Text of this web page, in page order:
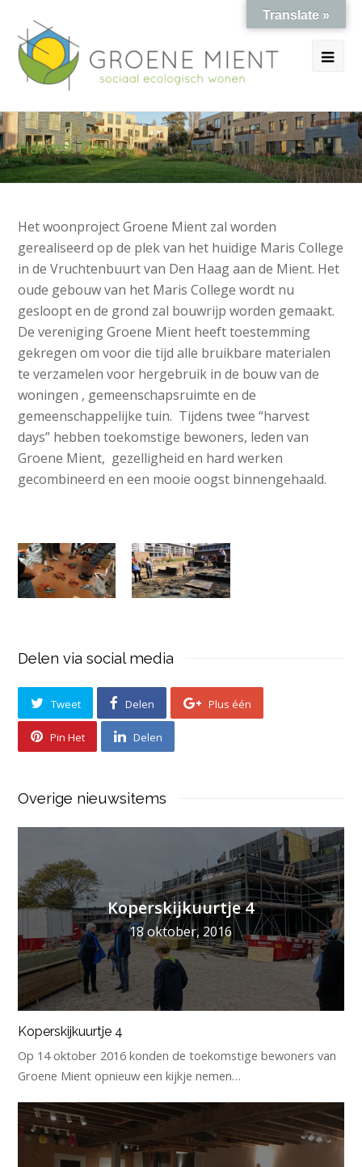
Harvest Day
Het woonproject Groene Mient zal worden
gerealiseerd op de plek van het huidige Maris College
in de Vruchtenbuurt van Den Haag aan de Mient. Het
oude gebouw van het Maris College wordt nu
gesloopt en de grond zal bouwrijp worden gemaakt.
De vereniging Groene Mient heeft toestemming
gekregen om voor die tijd alle bruikbare materialen
te verzamelen voor hergebruik in de bouw van de
woningen , gemeenschapsruimte en de
gemeenschappelijke tuin. Tijdens twee “harvest
days” hebben toekomstige bewoners, leden van
Groene Mient, gezelligheid en hard werken
gecombineerd en een mooie oogst binnengehaald.
Delen via social media
Tweet Delen Plus één
Pin Het Delen
Overige nieuwsitems
Koperskijkuurtje 4
18 oktober, 2016
Koperskijkuurtje 4
Op 14 oktober 2016 konden de toekomstige bewoners van
Groene Mient opnieuw een kijkje nemen…
Translate »